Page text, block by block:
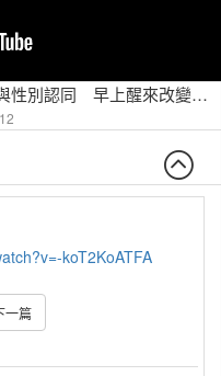
翻轉性別教育－周祝瑛 3-2 性別與性別認同 早上醒來改變性別
koT2KoATFA
一篇